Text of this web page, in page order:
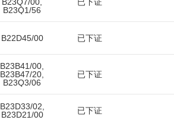
B23Q1/56
B22D45/00 已下证
B23B41/00,
B23B47/20,
B23Q3/06
已下证
B23D33/02,
B23D21/00
已下证